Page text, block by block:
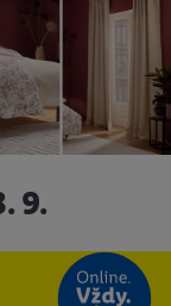
9.